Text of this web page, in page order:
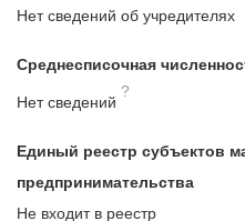
Нет сведений об учредителях
Среднесписочная
Нет сведений
?
Единый реестр субъектов
предпринимательства
Не входит в реестр